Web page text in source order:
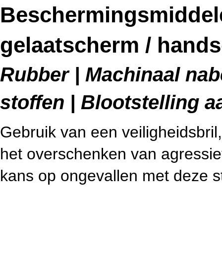
gelaatscherm /
Rubber | Machinaal
stoffen | Blootstelling
Gebruik van een
het overschenken van
kans op ongevallen met deze